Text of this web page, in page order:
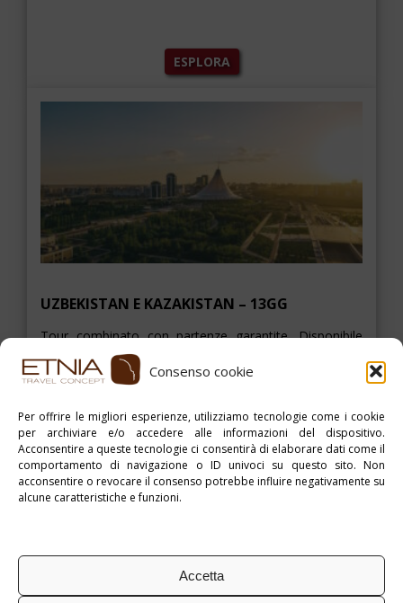
Consenso cookie
Per offrire le migliori esperienze, utilizziamo tecnologie come i cookie
per archiviare e/o accedere alle informazioni del dispositivo.
Acconsentire a queste tecnologie ci consentirà di elaborare dati come il
comportamento di navigazione o ID univoci su questo sito. Non
acconsentire o revocare il consenso potrebbe influire negativamente su
alcune caratteristiche e funzioni.
Accetta
ESPLORA
UZBEKISTAN E KAZAKISTAN – 13GG
Tour combinato con partenze garantite. Disponibile
anche singolarmente (solo Uzbekistan o solo
Kazakistan). Partecipanti: minimo […]
ESPLORA